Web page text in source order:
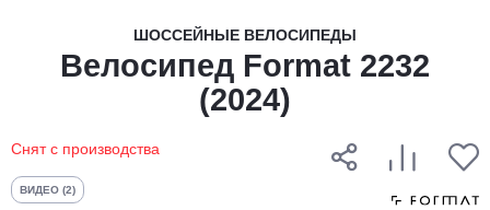
ШОССЕЙНЫЕ ВЕЛОСИПЕДЫ
Велосипед Format 2232
(2024)
Снят с производства
ВИДЕО (2)
Разбейте
оплатуна части
без переплат
График платежей